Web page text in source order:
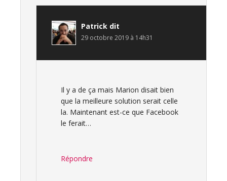
Patrick dit
29 octobre 2019 à 14h31
Il y a de ça mais Marion disait bien
que la meilleure solution serait celle
la. Maintenant est-ce que Facebook
le ferait…
Répondre